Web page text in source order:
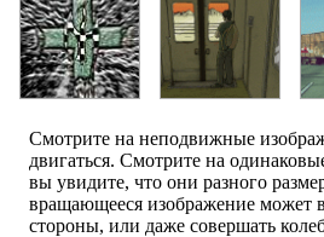
Смотрите на неподвижные
двигаться. Смотрите на
вы увидите, что они разного
вращающееся изображение может
стороны, или даже совершать